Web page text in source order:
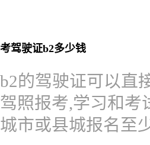
考驾驶证b2多少钱
b2的驾驶证可以直
驾照报考,学习和考
城市或县城报名至